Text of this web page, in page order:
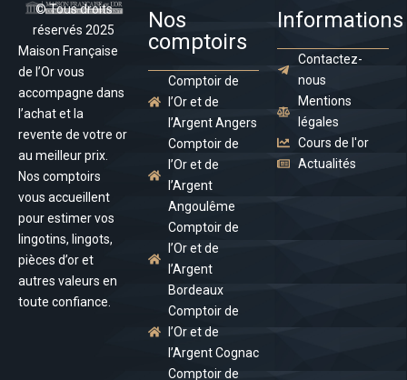
© Tous droits
réservés 2025
Maison Française
de l’Or vous
accompagne dans
l’achat et la
revente de votre or
au meilleur prix.
Nos comptoirs
vous accueillent
pour estimer vos
lingotins, lingots,
pièces d’or et
autres valeurs en
toute confiance.
Nos
comptoirs
Comptoir de
l’Or et de
l’Argent Angers
Comptoir de
l’Or et de
l’Argent
Angoulême
Comptoir de
l’Or et de
l’Argent
Bordeaux
Comptoir de
l’Or et de
l’Argent Cognac
Comptoir de
Informations
Contactez-
nous
Mentions
légales
Cours de l'or
Actualités